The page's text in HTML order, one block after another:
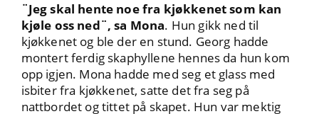
¨Jeg skal hente noe fra kjøkkenet som kan
kjøle oss ned¨, sa Mona. Hun gikk ned til
kjøkkenet og ble der en stund. Georg hadde
montert ferdig skaphyllene hennes da hun kom
opp igjen. Mona hadde med seg et glass med
isbiter fra kjøkkenet, satte det fra seg på
nattbordet og tittet på skapet. Hun var mektig